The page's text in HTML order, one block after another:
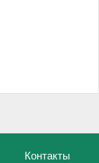
Контакты